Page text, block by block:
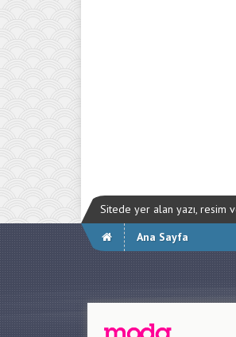
Sitede yer alan yazı, resim
Ana Sayfa